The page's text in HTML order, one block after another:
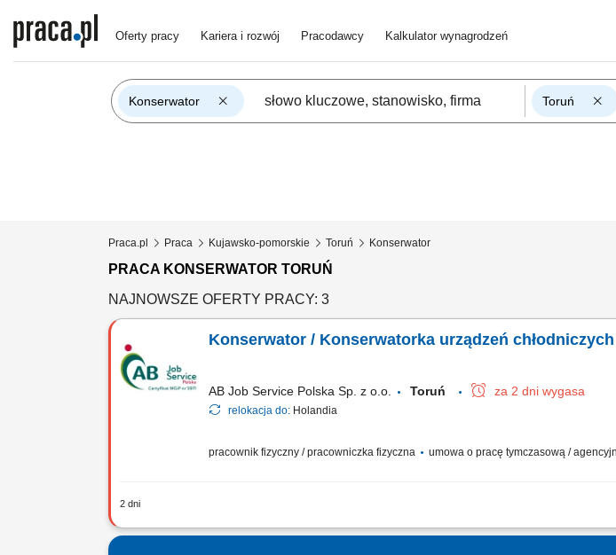
Oferty pracy Kariera i rozwój Pracodawcy Kalkulator wynagrodzeń
Konserwator Toruń
Praca.pl Praca Kujawsko-pomorskie Toruń Konserwator
PRACA KONSERWATOR TORUŃ
NAJNOWSZE OFERTY PRACY: 3
Konserwator / Konserwatorka urządzeń chłodniczych
AB Job Service Polska Sp. z o.o. Toruń za 2 dni wygasa
relokacja do: Holandia
pracownik fizyczny / pracowniczka fizyczna umowa o pracę tymczasową /
2 dni
Twoje zadania: Nadzór techniczny, usuwanie usterek i przeglądy reeferów na